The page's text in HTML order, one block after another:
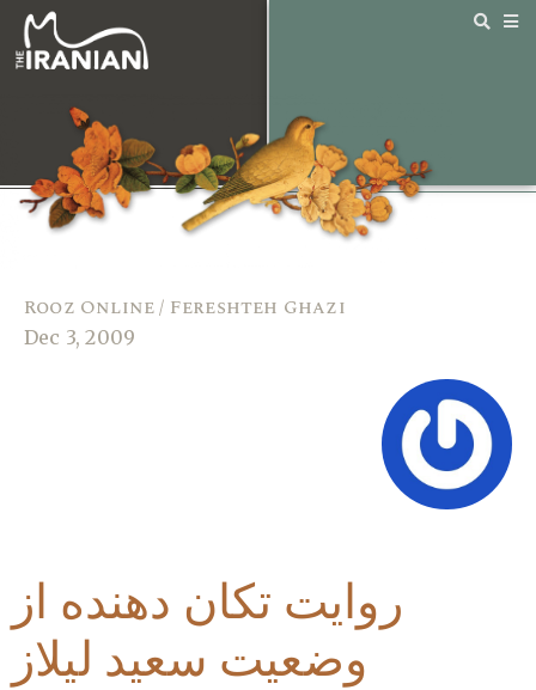
Rooz Online / Fereshteh Ghazi
Dec 3, 2009
روایت تکان دهنده از
وضعیت سعید لیلاز